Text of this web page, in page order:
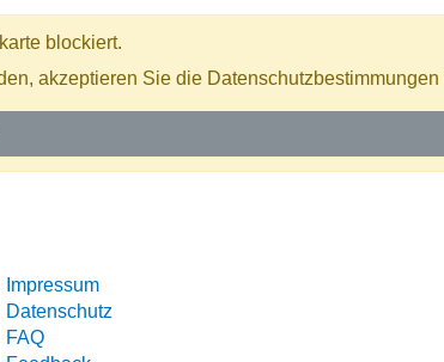
blockiert.
akzeptieren Sie die Datenschutzbestimmungen
Impressum
Datenschutz
FAQ